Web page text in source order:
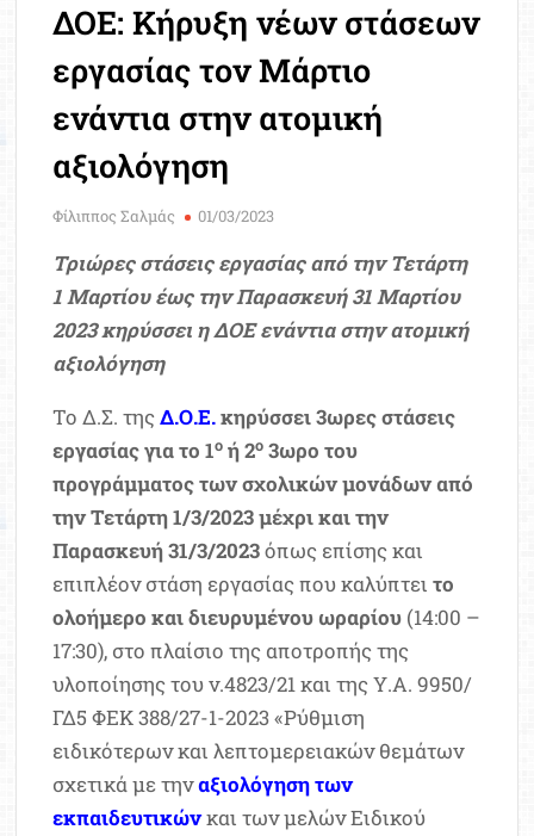
ΔΟΕ: Κήρυξη νέων στάσεων
εργασίας τον Μάρτιο
ενάντια στην ατομική
αξιολόγηση
Φίλιππος Σαλμάς 01/03/2023
Τριώρες στάσεις εργασίας από την Τετάρτη
1 Μαρτίου έως την Παρασκευή 31 Μαρτίου
2023 κηρύσσει η ΔΟΕ ενάντια στην ατομική
αξιολόγηση
Το Δ.Σ. τηςΔ.Ο.Ε.κηρύσσει 3ωρες στάσεις
εργασίας για το 1ο ή 2ο 3ωρο του
προγράμματος των σχολικών μονάδων από
την Τετάρτη 1/3/2023 μέχρι και την
Παρασκευή 31/3/2023όπως επίσης και
επιπλέον στάση εργασίας που καλύπτειτο
ολοήμερο και διευρυμένου ωραρίου (14:00 –
17:30), στο πλαίσιο της αποτροπής της
υλοποίησης του ν.4823/21 και της Υ.Α. 9950/
ΓΔ5 ΦΕΚ 388/27-1-2023 «Ρύθμιση
ειδικότερων και λεπτομερειακών θεμάτων
σχετικά με τηναξιολόγηση των
εκπαιδευτικώνκαι των μελών Ειδικού